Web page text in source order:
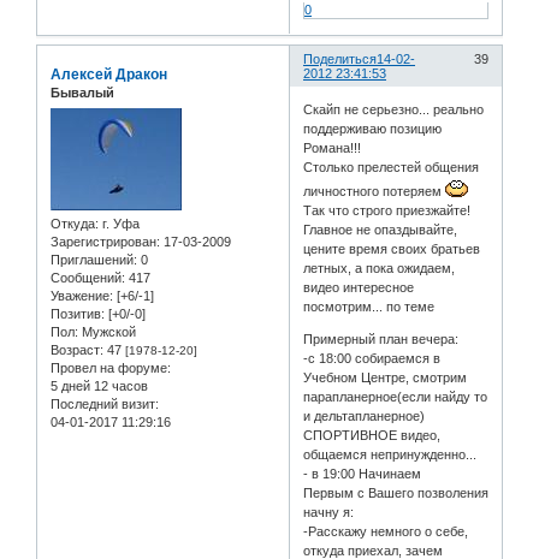
0
Поделиться 39
14-02-
2012 23:41:53
Алексей Дракон
Бывалый
Откуда: г. Уфа
Зарегистрирован: 17-03-2009
Приглашений: 0
Сообщений: 417
Уважение: [+6/-1]
Позитив: [+0/-0]
Пол: Мужской
Возраст: 47 [1978-12-20]
Провел на форуме:
5 дней 12 часов
Последний визит:
04-01-2017 11:29:16
Скайп не серьезно... реально
поддерживаю позицию
Романа!!!
Столько прелестей общения
личностного потеряем
Так что строго приезжайте!
Главное не опаздывайте,
цените время своих братьев
летных, а пока ожидаем,
видео интересное
посмотрим... по теме
Примерный план вечера:
-с 18:00 собираемся в
Учебном Центре, смотрим
парапланерное(если найду то
и дельтапланерное)
СПОРТИВНОЕ видео,
общаемся непринужденно...
- в 19:00 Начинаем
Первым с Вашего позволения
начну я:
-Расскажу немного о себе,
откуда приехал, зачем